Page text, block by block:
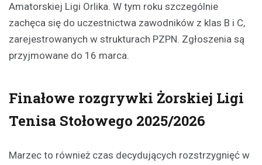
Amatorskiej Ligi Orlika. W tym roku szczególnie
zachęca się do uczestnictwa zawodników z klas B i C,
zarejestrowanych w strukturach PZPN. Zgłoszenia są
przyjmowane do 16 marca.
Finałowe rozgrywki Żorskiej Ligi
Tenisa Stołowego 2025/2026
Marzec to również czas decydujących rozstrzygnięć w